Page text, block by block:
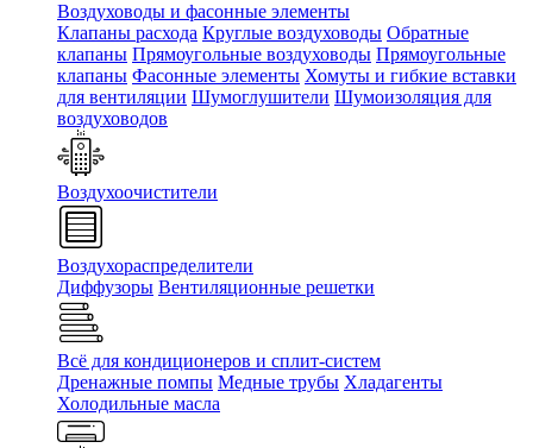
Воздуховоды и фасонные элементы
Клапаны расхода Круглые воздуховоды Обратные
клапаны Прямоугольные воздуховоды Прямоугольные
клапаны Фасонные элементы Хомуты и гибкие вставки
для вентиляции Шумоглушители Шумоизоляция для
воздуховодов
Воздухоочистители
Воздухораспределители
Диффузоры Вентиляционные решетки
Всё для кондиционеров и сплит-систем
Дренажные помпы Медные трубы Хладагенты
Холодильные масла